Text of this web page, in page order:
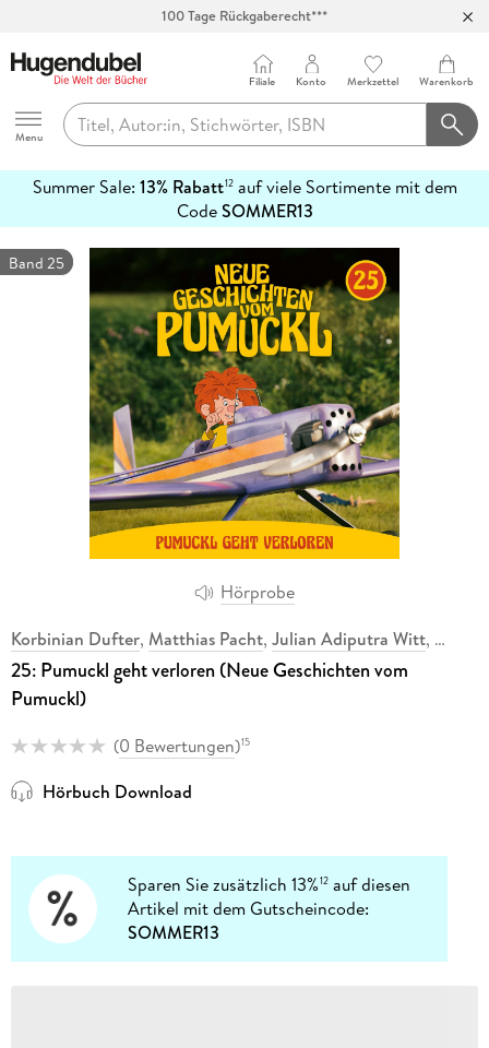
Hugendubel
Menu
Filiale Konto Merkzettel Warenkorb
Summer Sale: 13% Rabatt12auf viele Sortimente mit dem
CodeSOMMER13
erfahren
Hörprobe
Band 25
Korbinian Dufter, Matthias Pacht, Julian Adiputra Witt,
25: Pumuckl geht verloren (Neue Geschichten vom
Pumuckl)
(0 Bewertungen)15
Hörbuch Download
Sparen Sie zusätzlich 13%12 auf diesen
Artikel mit dem Gutscheincode:
SOMMER13